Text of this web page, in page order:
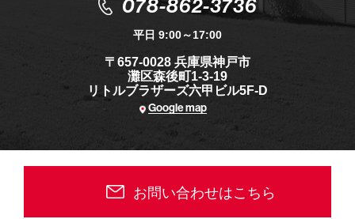
078-862-3736
平日 9:00～17:00
〒657-0028 兵庫県神戸市
灘区森後町1-3-19
リトルブラザーズ六甲ビル5F-D
Google map
お問い合わせはこちら